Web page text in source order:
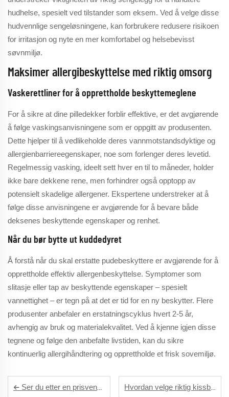
hudhelse, spesielt ved tilstander som eksem. Ved å velge disse
hudvennlige sengeløsningene, kan forbrukere redusere risikoen
for irritasjon og nyte en mer komfortabel og helsebevisst
søvnmiljø.
Maksimer allergibeskyttelse med riktig omsorg
Vaskerettliner for å opprettholde beskyttemeglene
For å sikre at dine pilledekker forblir effektive, er det avgjørende
å følge vaskingsanvisningene som er oppgitt av produsenten.
Dette hjelper til å vedlikeholde deres vannmotstandsdyktige og
allergienbarriereegenskaper, noe som forlenger deres levetid.
Regelmessig vasking, ideelt sett hver en til to måneder, holder
ikke bare dekkene rene, men forhindrer også opptopp av
potensielt skadelige allergener. Ekspertene understreker at å
følge disse anvisningene er avgjørende for å bevare både
deksenes beskyttende egenskaper og renhet.
Når du bør bytte ut kuddedyret
Å forstå når du skal erstatte pudebeskyttere er avgjørende for å
opprettholde effektiv allergenbeskyttelse. Symptomer som
slitasje eller tap av beskyttende egenskaper – spesielt
vannettighet – er tegn på at det er tid for en ny beskytter. Flere
produsenter anbefaler en erstatningscyklus hvert 2-5 år,
avhengig av bruk og materialekvalitet. Ved å kjenne igjen disse
tegnene og følge den anbefalte livstiden, kan du sikre
kontinuerlig allergihåndtering og opprettholde et frisk sovemiljø.
Ser du etter en prisvennlig alternativ? Sjekk ut disse essensielle madrassbeskytterne Hvordan velge riktig kissbeskytter for din minnespuddet